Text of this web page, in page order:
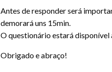
Antes de responder será
demorará uns 15min.
O questionário estará disponível
Obrigado e abraço!